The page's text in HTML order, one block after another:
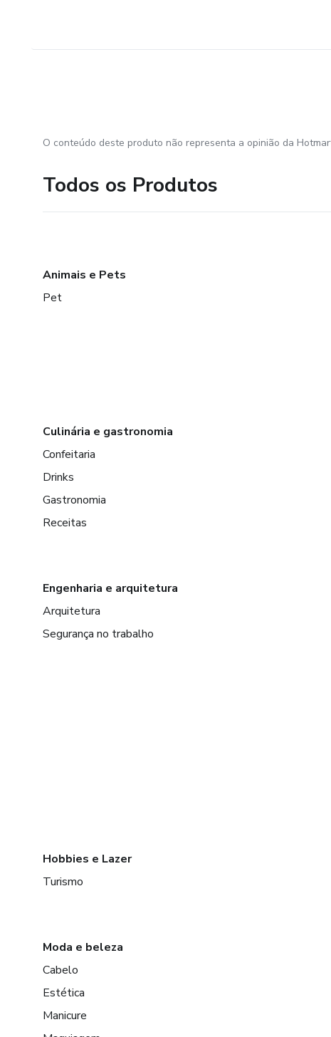
O conteúdo deste produto não representa a opinião da
Todos os Produtos
Animais e Pets
Pet
Culinária e gastronomia
Confeitaria
Drinks
Gastronomia
Receitas
Engenharia e arquitetura
Arquitetura
Segurança no trabalho
Hobbies e Lazer
Turismo
Moda e beleza
Cabelo
Estética
Manicure